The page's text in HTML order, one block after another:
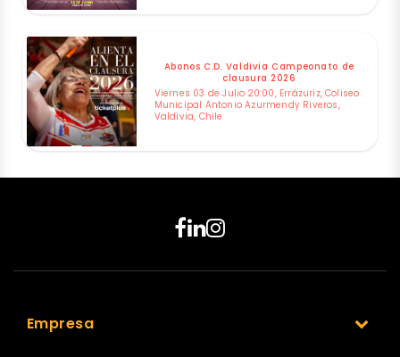
Abonos C.D. Valdivia Campeonato de
clausura 2026
Viernes 03 de Julio 20:00, Errázuriz, Coliseo
Municipal Antonio Azurmendy Riveros,
Valdivia, Chile
Empresa